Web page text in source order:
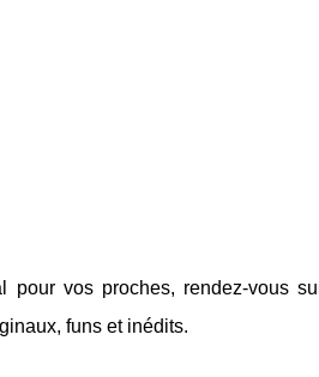
pour vos proches, rendez-vous
funs et inédits.